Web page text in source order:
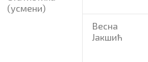
(усмени)
Весна
Јакшић